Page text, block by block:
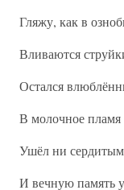
Гляжу, как в
Вливаются
Остался
В молочное пламя
Ушёл ни
И вечную память